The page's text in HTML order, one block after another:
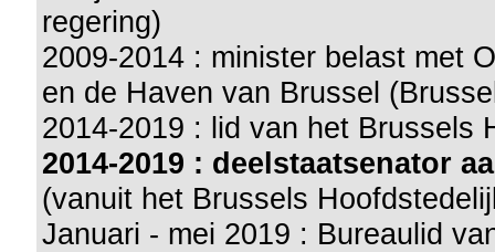
regering)
2009-2014 : minister belast met
en de Haven van Brussel
2014-2019 : lid van het Brussels
2014-2019 : deelstaatsenator
(vanuit het Brussels
Januari - mei 2019 : Bureaulid